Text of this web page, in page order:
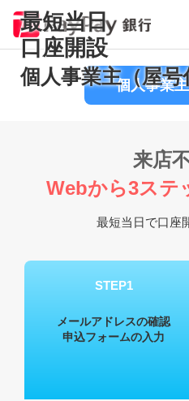
最短当日
口座開設
個人事業主（屋号
個人事業
来店
Webから3ステ
最短当日で口座
STEP1
メールアドレスの確認
申込フォームの入力